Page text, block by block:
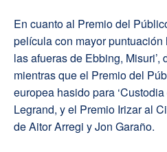
En cuanto al Premio del
película con mayor puntuación
las afueras de Ebbing, Misuri’,
mientras que el Premio del
europea hasido para
Legrand, y el Premio Irizar al
de Aitor Arregi y Jon Garaño.